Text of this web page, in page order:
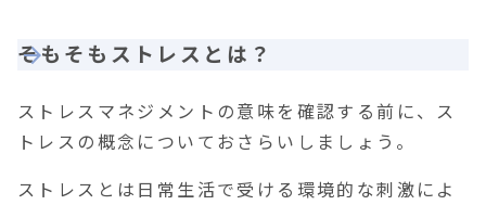
そもそもストレスとは？
ストレスマネジメントの意味を確認する前に、ス
トレスの概念についておさらいしましょう。
ストレスとは日常生活で受ける環境的な刺激によ